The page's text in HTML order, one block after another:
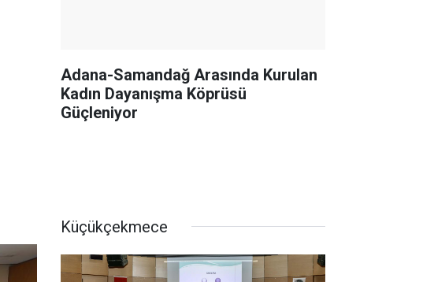
Adana-Samandağ Arasında Kurulan
Kadın Dayanışma Köprüsü
Güçleniyor
Küçükçekmece